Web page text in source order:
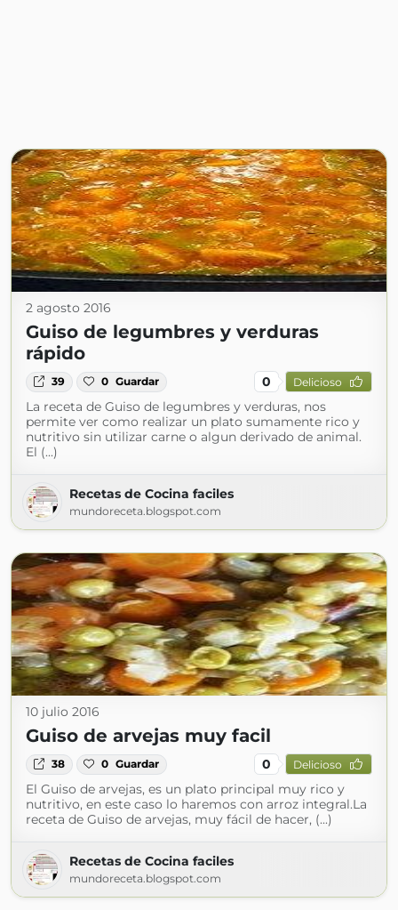
2 agosto 2016
Guiso de legumbres y verduras
rápido
39 0 Guardar 0 Delicioso
La receta de Guiso de legumbres y verduras, nos
permite ver como realizar un plato sumamente rico y
nutritivo sin utilizar carne o algun derivado de animal.
El (...)
Recetas de Cocina faciles
mundoreceta.blogspot.com
10 julio 2016
Guiso de arvejas muy facil
38 0 Guardar 0 Delicioso
El Guiso de arvejas, es un plato principal muy rico y
nutritivo, en este caso lo haremos con arroz integral.La
receta de Guiso de arvejas, muy fácil de hacer, (...)
Recetas de Cocina faciles
mundoreceta.blogspot.com